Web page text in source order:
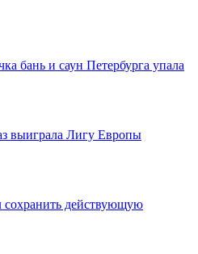
бань и саун Петербурга упала
выиграла Лигу Европы
действующую